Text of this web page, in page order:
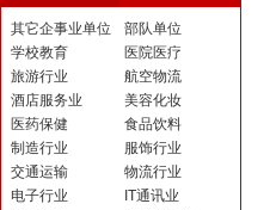
其它企事业单位
部队单位
学校教育
医院医疗
旅游行业
航空物流
酒店服务业
美容化妆
医药保健
食品饮料
制造行业
服饰行业
交通运输
物流行业
电子行业
IT通讯业